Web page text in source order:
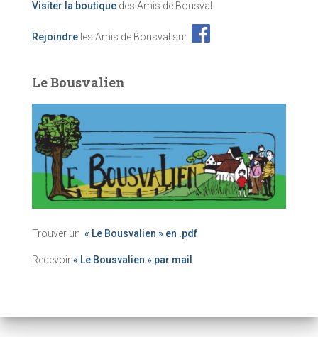
Visiter la boutique des Amis de Bousval
Rejoindre les Amis de Bousval sur
Le Bousvalien
Trouver un « Le Bousvalien » en .pdf
Recevoir« Le Bousvalien » par mail